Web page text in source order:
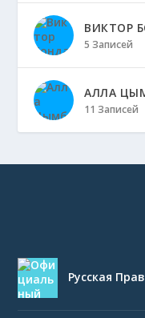
ВИКТОР
5 Записей
АЛЛА
11 Записей
Русская